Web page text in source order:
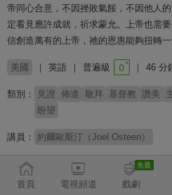
帝同心合意，不因挫敗氣餒，不因他人
定看見應許成就，祈求蒙允。上帝也需
信創造萬有的上帝，祂的恩惠能夠扭轉一
美國 英語 普遍級 46 分
類別： 見證 佈道 敬拜 基督教 讚美
盼望
講員： 約爾歐斯汀（Joel Osteen）
# 鼓舞人心 # 核心信仰
首頁 電視頻道 戲劇